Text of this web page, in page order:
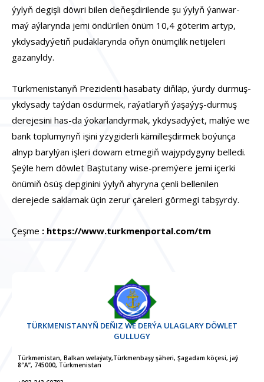
ýylyň degişli döwri bilen deňeşdirilende şu ýylyň ýanwar-
maý aýlarynda jemi öndürilen önüm 10,4 göterim artyp,
ykdysadyýetiň pudaklarynda oňyn önümçilik netijeleri
gazanyldy.
Türkmenistanyň Prezidenti hasabaty diňläp, ýurdy durmuş-
ykdysady taýdan ösdürmek, raýatlaryň ýaşaýyş-durmuş
derejesini has-da ýokarlandyrmak, ykdysadyýet, maliýe we
bank toplumynyň işini yzygiderli kämilleşdirmek boýunça
alnyp barylýan işleri dowam etmegiň wajypdygyny belledi.
Şeýle hem döwlet Baştutany wise-premýere jemi içerki
önümiň ösüş depginini ýylyň ahyryna çenli bellenilen
derejede saklamak üçin zerur çäreleri görmegi tabşyrdy.
Çeşme : https://www.turkmenportal.com/tm
TÜRKMENISTANYŇ DEŇIZ WE DERÝA ULAGLARY DÖWLET
GULLUGY
Türkmenistan, Balkan welaýaty,Türkmenbaşy şäheri, Şagadam köçesi, jaý
8″A”, 745000, Türkmenistan